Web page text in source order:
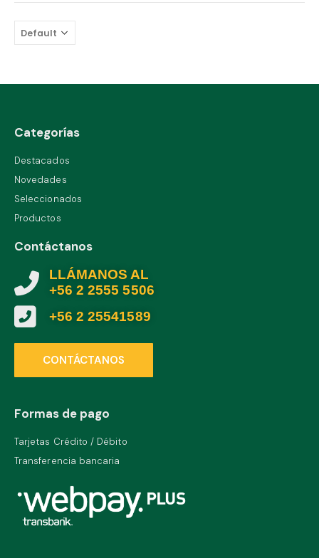
0out of 5
Categorías
Destacados
Novedades
Seleccionados
Productos
Contáctanos
LLÁMANOS AL
+56 2 2555 5506
+56 2 25541589
CONTÁCTANOS
Formas de pago
Tarjetas Crédito / Débito
Transferencia bancaria